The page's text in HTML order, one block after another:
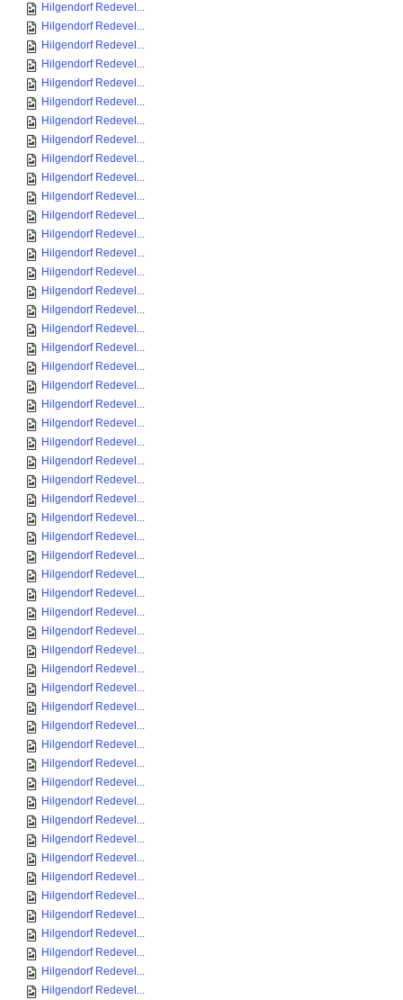
Hilgendorf Redevel...
Hilgendorf Redevel...
Hilgendorf Redevel...
Hilgendorf Redevel...
Hilgendorf Redevel...
Hilgendorf Redevel...
Hilgendorf Redevel...
Hilgendorf Redevel...
Hilgendorf Redevel...
Hilgendorf Redevel...
Hilgendorf Redevel...
Hilgendorf Redevel...
Hilgendorf Redevel...
Hilgendorf Redevel...
Hilgendorf Redevel...
Hilgendorf Redevel...
Hilgendorf Redevel...
Hilgendorf Redevel...
Hilgendorf Redevel...
Hilgendorf Redevel...
Hilgendorf Redevel...
Hilgendorf Redevel...
Hilgendorf Redevel...
Hilgendorf Redevel...
Hilgendorf Redevel...
Hilgendorf Redevel...
Hilgendorf Redevel...
Hilgendorf Redevel...
Hilgendorf Redevel...
Hilgendorf Redevel...
Hilgendorf Redevel...
Hilgendorf Redevel...
Hilgendorf Redevel...
Hilgendorf Redevel...
Hilgendorf Redevel...
Hilgendorf Redevel...
Hilgendorf Redevel...
Hilgendorf Redevel...
Hilgendorf Redevel...
Hilgendorf Redevel...
Hilgendorf Redevel...
Hilgendorf Redevel...
Hilgendorf Redevel...
Hilgendorf Redevel...
Hilgendorf Redevel...
Hilgendorf Redevel...
Hilgendorf Redevel...
Hilgendorf Redevel...
Hilgendorf Redevel...
Hilgendorf Redevel...
Hilgendorf Redevel...
Hilgendorf Redevel...
Hilgendorf Redevel...